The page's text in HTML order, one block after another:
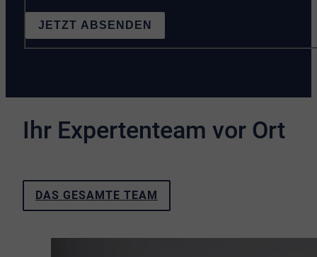
JETZT ABSENDEN
Ihr Expertenteam vor Ort
DAS GESAMTE TEAM